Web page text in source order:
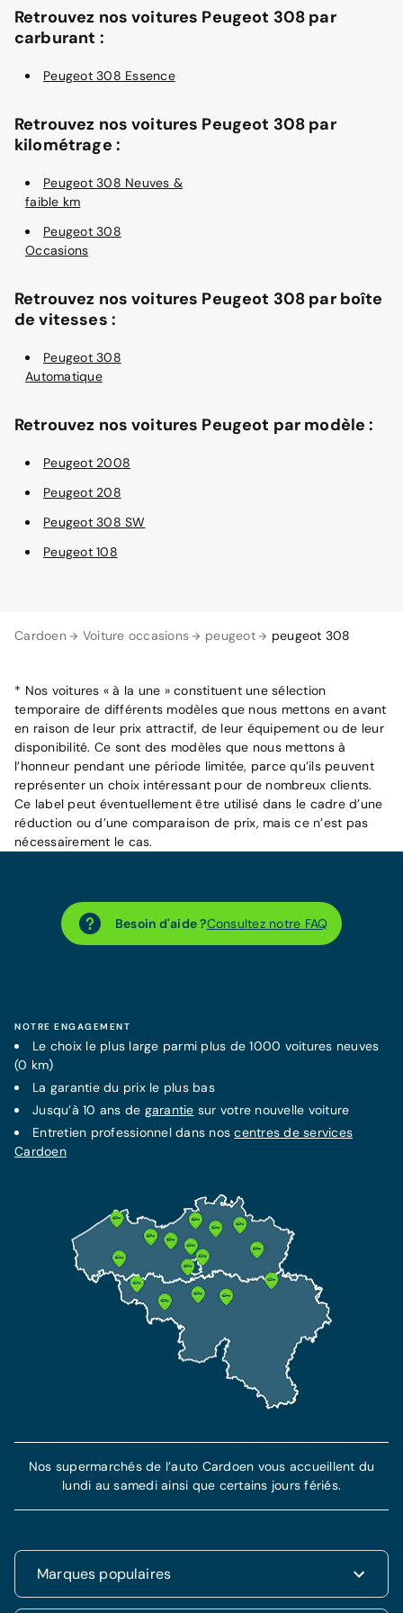
Cardoen Voiture occasions peugeot peugeot 308
Retrouvez nos voitures Peugeot 308 par
carburant :
Peugeot 308 Essence
Retrouvez nos voitures Peugeot 308 par
kilométrage :
Peugeot 308 Neuves &
faible km
Peugeot 308
Occasions
Retrouvez nos voitures Peugeot 308 par boîte
de vitesses :
Peugeot 308
Automatique
Retrouvez nos voitures Peugeot par modèle :
Peugeot 2008
Peugeot 208
Peugeot 308 SW
Peugeot 108
* Nos voitures « à la une » constituent une sélection
temporaire de différents modèles que nous mettons en avant
en raison de leur prix attractif, de leur équipement ou de leur
disponibilité. Ce sont des modèles que nous mettons à
l’honneur pendant une période limitée, parce qu’ils peuvent
représenter un choix intéressant pour de nombreux clients.
Ce label peut éventuellement être utilisé dans le cadre d’une
réduction ou d’une comparaison de prix, mais ce n’est pas
nécessairement le cas.
Besoin d'aide ?Consultez notre FAQ
NOTRE ENGAGEMENT
Le choix le plus large parmi plus de 1000 voitures neuves
(0 km)
La garantiedu prix le plus bas
Jusqu’à 10 ans de garantie sur votre nouvelle voiture
Entretien professionnel dans noscentres de services
Cardoen
Marques populaires
Nos supermarchés de l’auto Cardoen vous accueillent du
lundi au samedi ainsi que certains jours fériés.